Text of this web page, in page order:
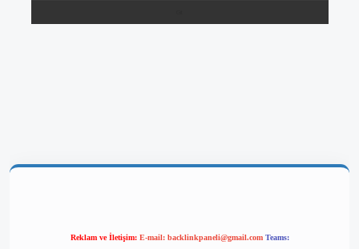
Reklam ve İletişim: E-mail: backlinkpaneli@gmail.com Teams: